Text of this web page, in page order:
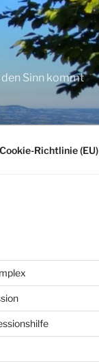
Sinn kommt
Cookie-Richtlinie (EU)